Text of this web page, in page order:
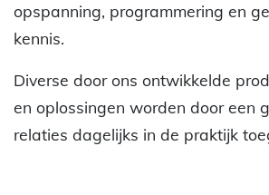
opspanning, programmering en
kennis.
Diverse door ons ontwikkelde
en oplossingen worden door een
relaties dagelijks in de praktijk